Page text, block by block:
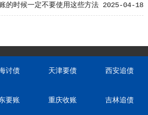
2025-04-18
的时候一定不要使用这些方法
讨债 天津要债 西安追债
要账 重庆收账 吉林追债